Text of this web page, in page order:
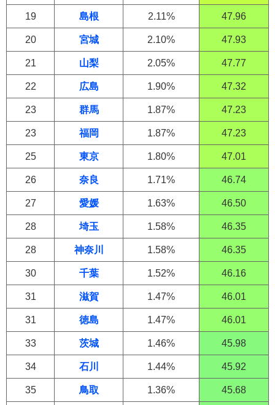
19 島根 2.11% 47.96
20 宮城 2.10% 47.93
21 山梨 2.05% 47.77
22 広島 1.90% 47.32
23 群馬 1.87% 47.23
23 福岡 1.87% 47.23
25 東京 1.80% 47.01
26 奈良 1.71% 46.74
27 愛媛 1.63% 46.50
28 埼玉 1.58% 46.35
28 神奈川 1.58% 46.35
30 千葉 1.52% 46.16
31 滋賀 1.47% 46.01
31 徳島 1.47% 46.01
33 茨城 1.46% 45.98
34 石川 1.44% 45.92
35 鳥取 1.36% 45.68